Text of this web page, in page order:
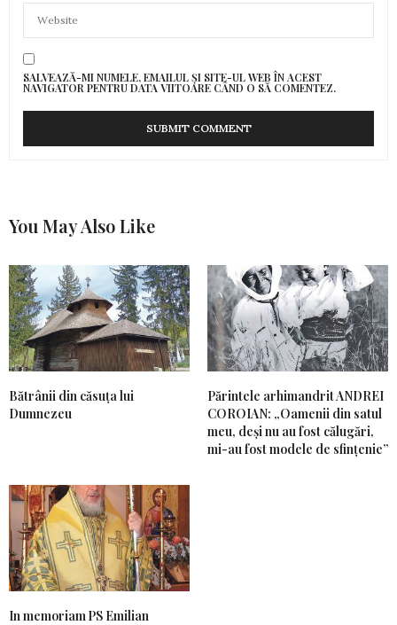
SALVEAZĂ-MI NUMELE, EMAILUL ȘI SITE-UL WEB ÎN ACEST
NAVIGATOR PENTRU DATA VIITOARE CÂND O SĂ COMENTEZ.
You May Also Like
Bătrânii din căsuța lui
Dumnezeu
Părintele arhimandrit ANDREI
COROIAN: „Oamenii din satul
meu, deși nu au fost călugări,
mi-au fost modele de sfințenie”
In memoriam PS Emilian